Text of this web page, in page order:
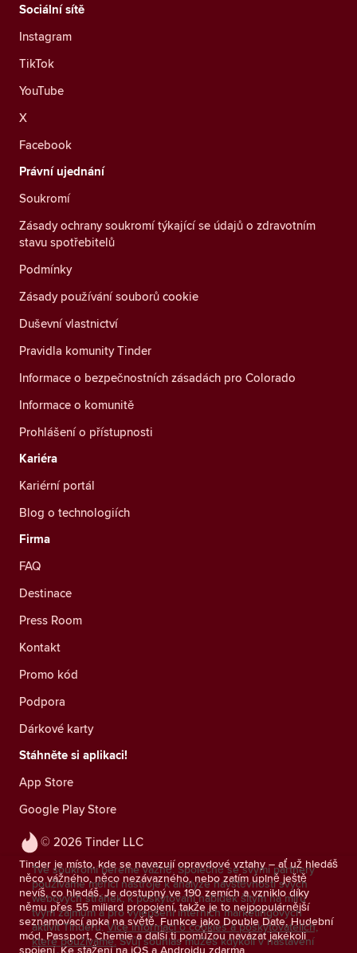
© 2026 Tinder LLC
Tinder je místo, kde se navazují opravdové vztahy – ať už hledáš
něco vážného, něco nezávazného, nebo zatím úplně ještě
nevíš, co hledáš. Je dostupný ve 190 zemích a vzniklo díky
němu přes 55 miliard propojení, takže je to nejpopulárnější
seznamovací apka na světě. Funkce jako Double Date, Hudební
mód, Passport, Chemie a další ti pomůžou navázat jakékoli
spojení. Ke stažení na iOS a Androidu zdarma.
Sociální sítě
Instagram
TikTok
YouTube
X
Facebook
Právní ujednání
Soukromí
Zásady ochrany soukromí týkající se údajů o zdravotním
stavu spotřebitelů
Podmínky
Zásady používání souborů cookie
Duševní vlastnictví
Pravidla komunity Tinder
Informace o bezpečnostních zásadách pro Colorado
Informace o komunitě
Prohlášení o přístupnosti
Kariéra
Kariérní portál
Blog o technologiích
Firma
FAQ
Destinace
Press Room
Kontakt
Promo kód
Podpora
Dárkové karty
Stáhněte si aplikaci!
App Store
Google Play Store
Tvé soukromí bereme vážně. Společně se svými partnery
používáme měřicí nástroje k analýze návštěvnosti svých
webových stránek, k poskytování nabídek šitým na míru
tvým zájmům a pro vylepšení interních marketingových
aktivit Tinderu. Více informací o cookies a poskytovatelích,
které používáme. Svůj souhlas můžeš kdykoli v nastavení